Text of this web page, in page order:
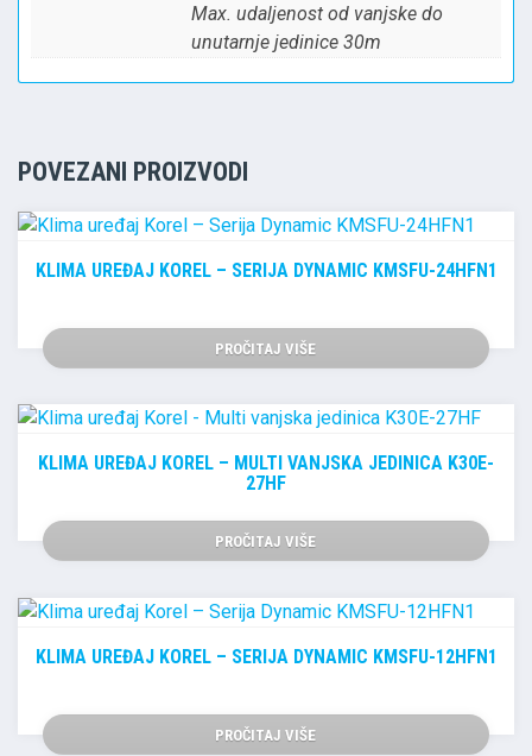
Max. udaljenost od vanjske do
unutarnje jedinice 30m
POVEZANI PROIZVODI
KLIMA UREĐAJ KOREL – SERIJA DYNAMIC KMSFU-24HFN1
PROČITAJ VIŠE
KLIMA UREĐAJ KOREL – MULTI VANJSKA JEDINICA K30E-
27HF
PROČITAJ VIŠE
KLIMA UREĐAJ KOREL – SERIJA DYNAMIC KMSFU-12HFN1
PROČITAJ VIŠE